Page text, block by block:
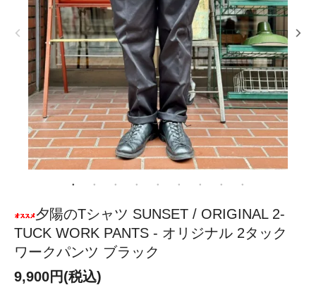
夕陽のTシャツ SUNSET / ORIGINAL 2-
TUCK WORK PANTS - オリジナル 2タック
ワークパンツ ブラック
9,900円(税込)